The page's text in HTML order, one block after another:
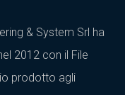
& System Srl ha
2012 con il File
prodotto agli